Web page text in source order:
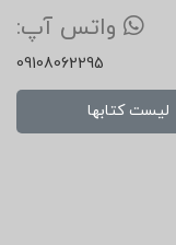
واتس آپ:
09108062295
لیست کتابها